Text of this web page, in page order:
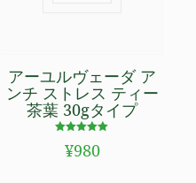
アーユルヴェーダ ア
ンチ ストレス ティー
茶葉 30gタイプ
5.00
¥980